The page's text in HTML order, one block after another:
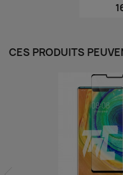
CES PRODUITS